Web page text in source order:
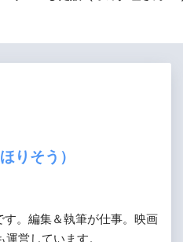
りそう）
。編集＆執筆が仕事。映画
営しています。